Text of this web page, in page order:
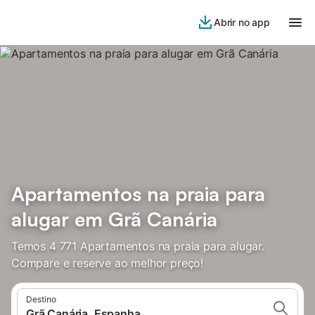
Abrir no app
Apartamentos na praia para
alugar em Grã Canária
Temos 4 771 Apartamentos na praia para alugar.
Compare e reserve ao melhor preço!
Destino